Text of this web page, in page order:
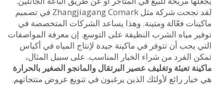
لقد نجحت شركة مثل Zhangjiagang Comark في تصميم
فعّالة ومتينة. وهذا يساعد الشركات المتخصصة في
مياه الشرب النظيفة على التوسع. إن معرفة المواصفات
يجب أن تتوفر في ماكينة جيدة لإنتاج المياه في أكياس
الفرد من شراء الخيار المناسب. على سبيل المثال،
تعبئة وتغليف عصير البرتقال والمانجو الصغير بالحرارة
رائع لأولئك الذين يرغبون في تنويع عروض منتجاتهم.